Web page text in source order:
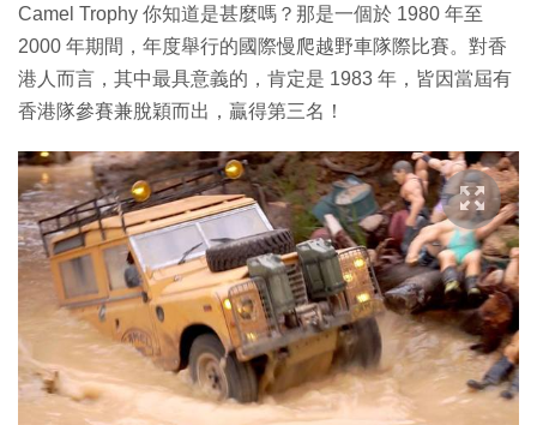
Camel Trophy 你知道是甚麼嗎？那是一個於 1980 年至
2000 年期間，年度舉行的國際慢爬越野車隊際比賽。對香
港人而言，其中最具意義的，肯定是 1983 年，皆因當屆有
香港隊參賽兼脫穎而出，贏得第三名！